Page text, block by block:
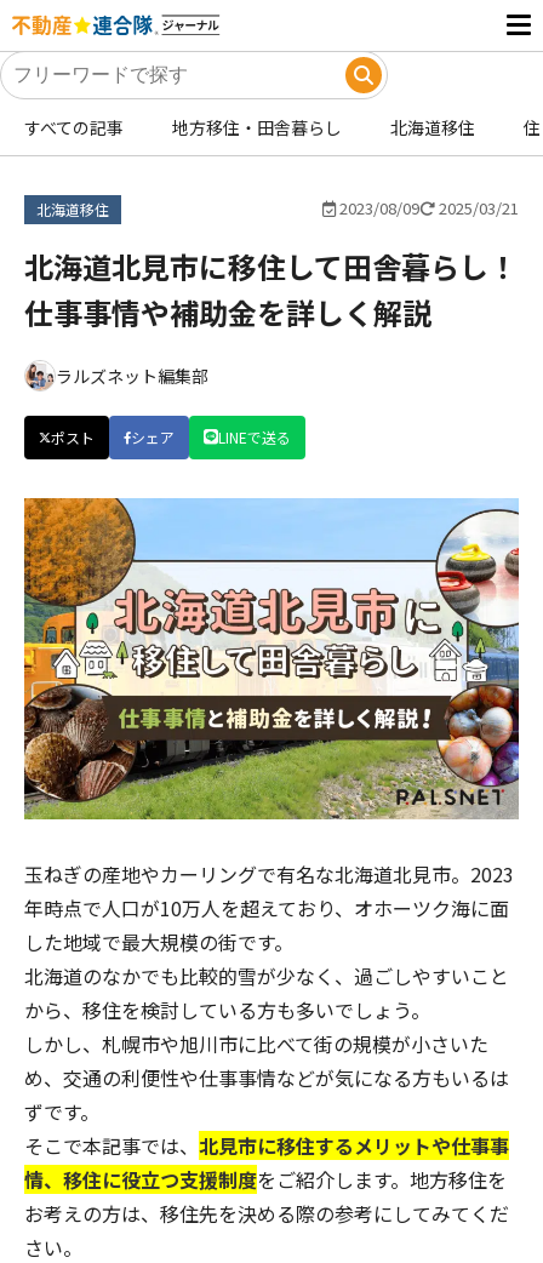
すべての記事 地方移住・田舎暮らし 北海道移住
北海道移住 2023/08/09 2025/03/21
北海道北見市に移住して田舎暮らし！
仕事事情や補助金を詳しく解説
ラルズネット編集部
ポスト シェア LINEで送る
玉ねぎの産地やカーリングで有名な北海道北見市。2023
年時点で人口が10万人を超えており、オホーツク海に面
した地域で最大規模の街です。
北海道のなかでも比較的雪が少なく、過ごしやすいこと
から、移住を検討している方も多いでしょう。
しかし、札幌市や旭川市に比べて街の規模が小さいた
め、交通の利便性や仕事事情などが気になる方もいるは
ずです。
そこで本記事では、 北見市に移住するメリットや仕事事
情、移住に役立つ支援制度をご紹介します。地方移住を
お考えの方は、移住先を決める際の参考にしてみてくだ
さい。